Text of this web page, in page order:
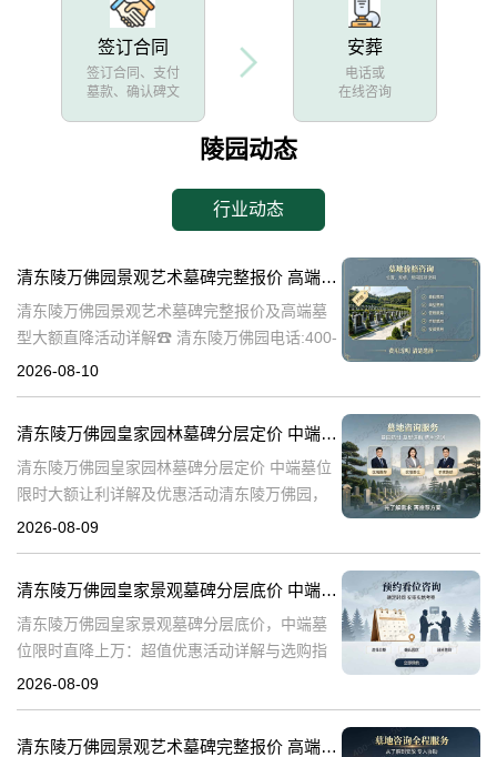
签订合同
签订合同、支付
墓款、确认碑文
安葬
电话或
在线咨询
陵园动态
行业动态
清东陵万佛园景观艺术墓碑完整报价 高端墓型大额直降活动详解
清东陵万佛园景观艺术墓碑完整报价及高端墓
型大额直降活动详解☎ 清东陵万佛园电话:400-
838-5063清东陵万佛园，作为中国历史上著名
2026-08-10
清东陵万佛园皇家园林墓碑分层定价 中端墓位限时大额让利详解及优惠活动
清东陵万佛园皇家园林墓碑分层定价 中端墓位
限时大额让利详解及优惠活动清东陵万佛园，
作为中国历史上著名的皇家陵园之一，承载着
2026-08-09
清东陵万佛园皇家景观墓碑分层底价 中端墓位限时直降上万：超值优惠活动详解与选购指南
清东陵万佛园皇家景观墓碑分层底价，中端墓
位限时直降上万：超值优惠活动详解与选购指
南☎ 清东陵万佛园电话:400-838-5063清东陵
2026-08-09
清东陵万佛园景观艺术墓碑完整报价 高端墓型大额直降活动详解